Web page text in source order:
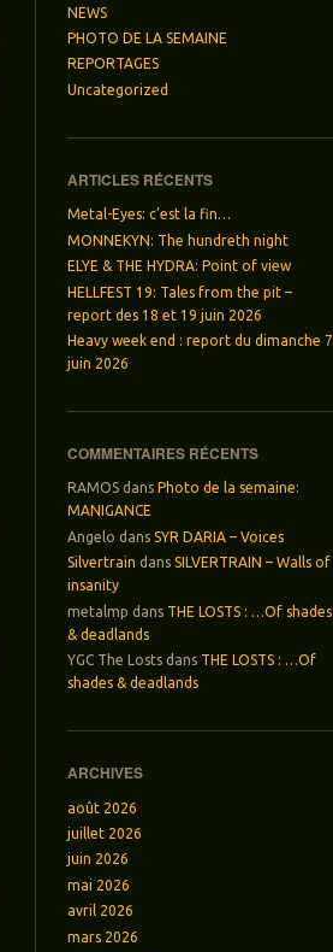
NEWS
PHOTO DE LA SEMAINE
REPORTAGES
Uncategorized
ARTICLES RÉCENTS
Metal-Eyes: c’est la fin…
MONNEKYN: The hundreth night
ELYE & THE HYDRA: Point of view
HELLFEST 19: Tales from the pit –
report des 18 et 19 juin 2026
Heavy week end : report du dimanche 7
juin 2026
COMMENTAIRES RÉCENTS
RAMOS dans Photo de la semaine:
MANIGANCE
Angelo dansSYR DARIA – Voices
Silvertrain dansSILVERTRAIN – Walls of
insanity
metalmp dans THE LOSTS : …Of shades
& deadlands
YGC The Losts dans THE LOSTS : …Of
shades & deadlands
ARCHIVES
août 2026
juillet 2026
juin 2026
mai 2026
avril 2026
mars 2026